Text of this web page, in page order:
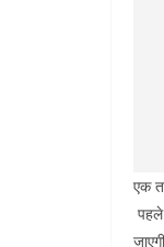
एक
पहले